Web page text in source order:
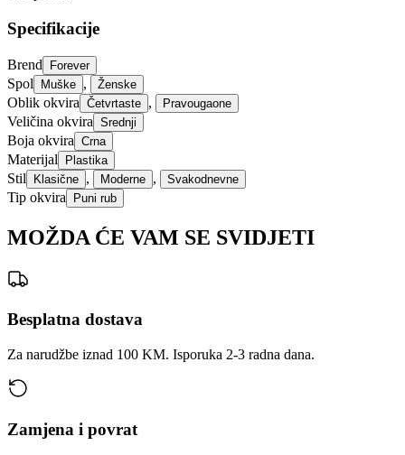
Specifikacije
Brend Forever
Spol Muške , Ženske
Oblik okvira Četvrtaste , Pravougaone
Veličina okvira Srednji
Boja okvira Crna
Materijal Plastika
Stil Klasične , Moderne , Svakodnevne
Tip okvira Puni rub
MOŽDA ĆE VAM SE SVIDJETI
Besplatna dostava
Za narudžbe iznad 100 KM. Isporuka 2-3 radna dana.
Zamjena i povrat